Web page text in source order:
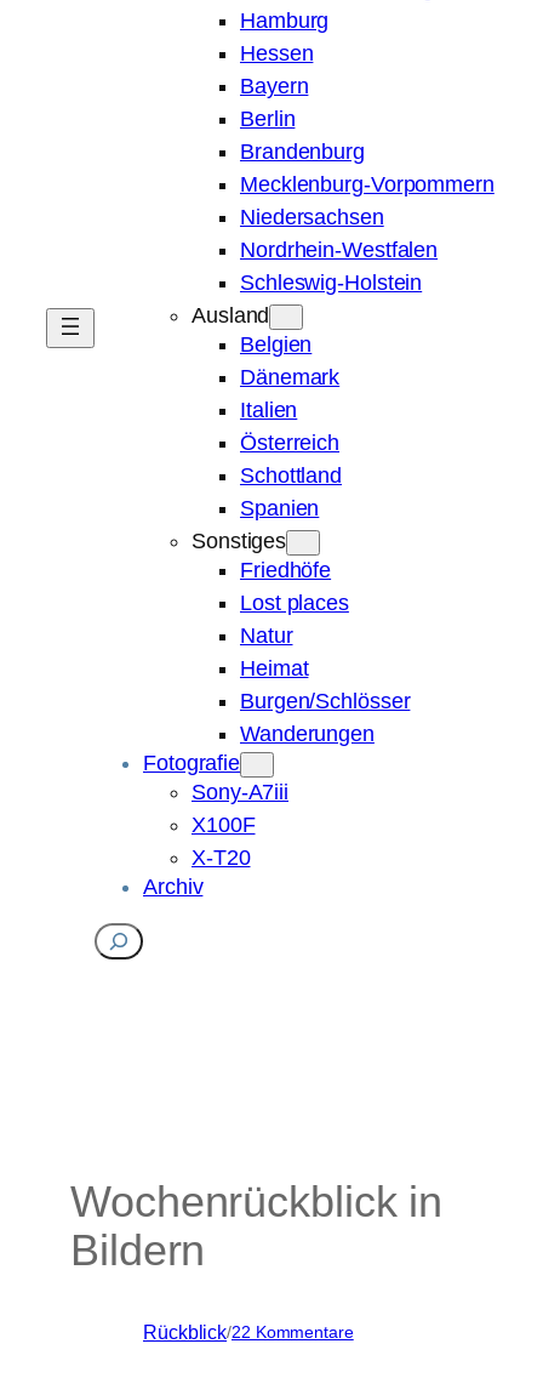
Hamburg
Hessen
Bayern
Berlin
Brandenburg
Mecklenburg-Vorpommern
Niedersachsen
Nordrhein-Westfalen
Schleswig-Holstein
Ausland
Belgien
Dänemark
Italien
Österreich
Schottland
Spanien
Sonstiges
Friedhöfe
Lost places
Natur
Heimat
Burgen/Schlösser
Wanderungen
Fotografie
Sony-A7iii
X100F
X-T20
Archiv
Suchen
Wochenrückblick in
Bildern
Rückblick/22 Kommentarezu